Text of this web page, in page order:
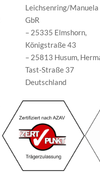
Leichsenring/
GbR
– 25335 Elmshorn,
Königstraße 43
– 25813 Husum,
Tast-Straße 37
Deutschland